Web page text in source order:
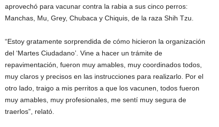
aprovechó para vacunar contra la rabia a sus cinco perros:
Manchas, Mu, Grey, Chubaca y Chiquis, de la raza Shih Tzu.
“Estoy gratamente sorprendida de cómo hicieron la organización
del ‘Martes Ciudadano’. Vine a hacer un trámite de
repavimentación, fueron muy amables, muy coordinados todos,
muy claros y precisos en las instrucciones para realizarlo. Por el
otro lado, traigo a mis perritos a que los vacunen, todos fueron
muy amables, muy profesionales, me sentí muy segura de
traerlos”, relató.